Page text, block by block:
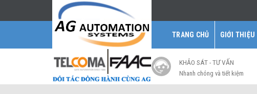
to
TRANG CHỦ GIỚI THIỆU
KHẢO SÁT - TƯ VẤN
Nhanh chóng và tiết kiệm